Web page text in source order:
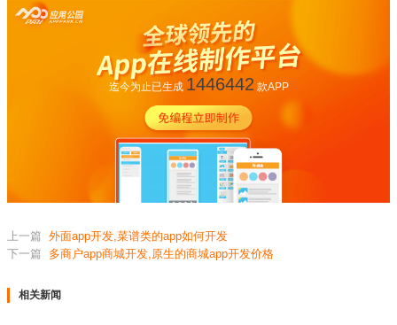
迄今为止已生成 1446442 款APP
上一篇 外面app开发,菜谱类的app如何开发
下一篇
多商户app商城开发,原生的商城app开发价格
相关新闻